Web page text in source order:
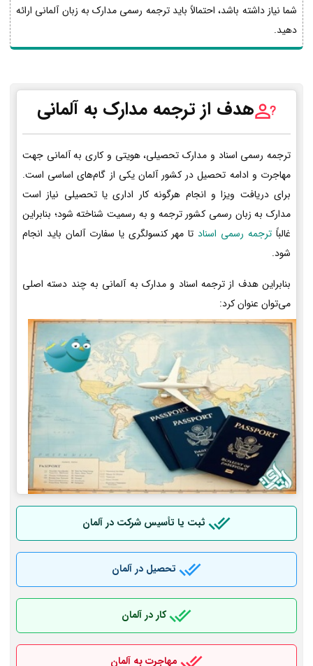
شما نیاز داشته باشد، احتمالاً باید ترجمه رسمی مدارک به زبان آلمانی ارائه
دهید.
هدف از ترجمه مدارک به آلمانی
ترجمه رسمی اسناد و مدارک تحصیلی، هویتی و کاری به آلمانی جهت
مهاجرت و ادامه تحصیل در کشور آلمان یکی از گام‌های اساسی است.
برای دریافت ویزا و انجام هرگونه کار اداری یا تحصیلی نیاز است
مدارک به زبان رسمی کشور ترجمه و به رسمیت شناخته شود؛ بنابراین
غالباً ترجمه رسمی اسنادتا مهر کنسولگری یا سفارت آلمان باید انجام
شود.
بنابراین هدف از ترجمه اسناد و مدارک به آلمانی به چند دسته اصلی
می‌توان عنوان کرد:
ثبت یا تأسیس شرکت در آلمان
تحصیل در آلمان
کار در آلمان
مهاجرت به آلمان